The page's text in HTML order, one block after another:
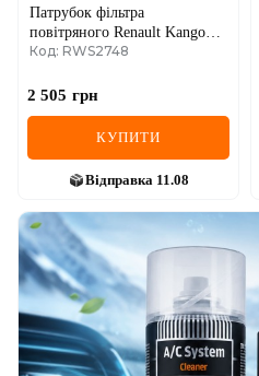
Патрубок фільтра
повітряного Renault Kangoo
1.5dCi 05-
Код: RWS2748
2 505 грн
КУПИТИ
Відправка 11.08